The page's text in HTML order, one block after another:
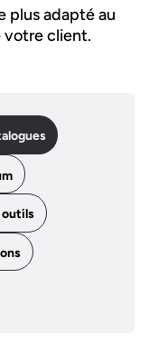
plus adapté au
votre client.